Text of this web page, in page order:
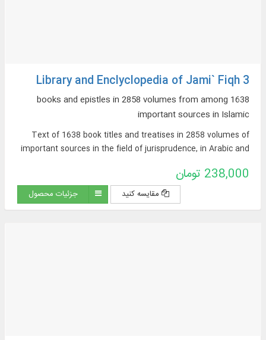
Library and Enclyclopedia of Jami` Fiqh 3
1638 books and epistles in 2858 volumes from among
important sources in Islamic
Text of 1638 book titles and treatises in 2858 volumes of
important sources in the field of jurisprudence, in Arabic and
narrative sources of jurisprudence, supplications and
pilgrimages, practical inquiries and treatises, Hajj rituals and
newly introduced issues, contemporary jurisprudence...
238,000 تومان
مقایسه کنید جزئیات محصول